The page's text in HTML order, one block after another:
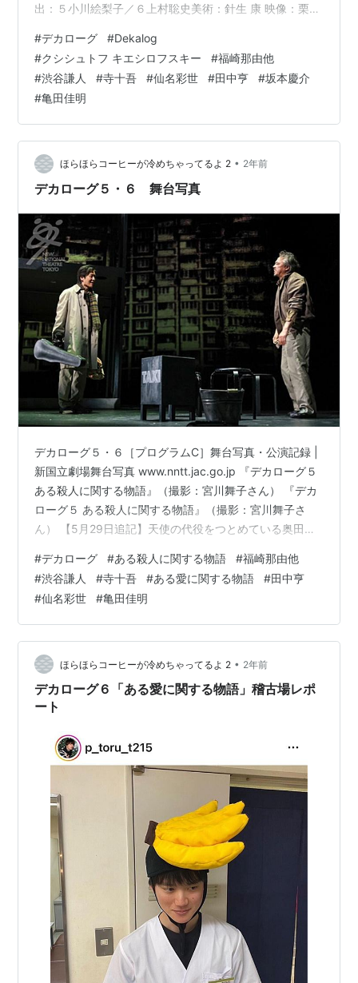
出：５小川絵梨子／６上村聡史美術：針生 康 映像：栗山
裳：前田文子 ヘアメイク：鎌田直樹演出助手：長町多寿
子／西 祐子 舞台監督：濵野貴彦 清水浩志 総合舞台監
督：齋藤英明 『デカローグ ５・６』（プログラムＣ）初
日の感想『デカローグ ５・６』２回目の感想🚕🍰デカロ
ーグ５（プログラムＣ） ある殺人に関する物語 演出：小
川絵梨子 ＜…
#デカローグ #Dekalog
#クシシュトフ キエシロフスキー #福崎那由他
#渋谷謙人 #寺十吾 #仙名彩世 #田中亨 #坂本慶介
#亀田佳明
ほらほらコーヒーが冷めちゃってるよ 2 • 2年前
デカローグ５・６ 舞台写真
デカローグ５・６［プログラムC］舞台写真・公演記録 |
新国立劇場舞台写真 www.nntt.jac.go.jp 『デカローグ５
ある殺人に関する物語』（撮影：宮川舞子さん） 『デカ
ローグ５ ある殺人に関する物語』（撮影：宮川舞子さ
ん） 【5月29日追記】天使の代役をつとめている奥田一
https://x.com/pei_kuro/status/179565906276558453
2?s=46 うちの亀ちゃん🐢 この子を買った日、新国立劇
場小劇場（『骨と十字架』）でほんものの亀ちゃんにお
会いしたという奇跡の亀ちゃんです。 🦴骨と十字架
Keep…
#デカローグ #ある殺人に関する物語 #福崎那由他
#渋谷謙人 #寺十吾 #ある愛に関する物語 #田中亨
#仙名彩世 #亀田佳明
ほらほらコーヒーが冷めちゃってるよ 2 • 2年前
デカローグ６「ある愛に関する物語」稽古場レポ
ート